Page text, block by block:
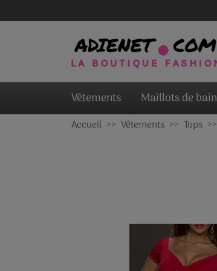
Vêtements Maillots de bain
Accueil Vêtements Tops